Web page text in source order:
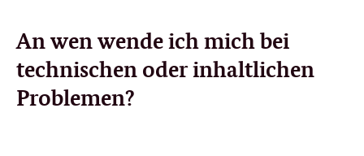
An wen wende ich mich bei
technischen oder inhaltlichen
Problemen?